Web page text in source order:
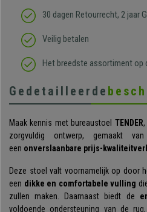
30 dagen Retourrecht, 2 jaar
Veilig betalen
Het breedste assortiment op
Gedetailleerde
Maak kennis met bureaustoel TENDER
zorgvuldig ontwerp, gemaakt
een onverslaanbare prijs-
Deze stoel valt voornamelijk op door
een dikke en comfortabele vulling
zullen maken. Daarnaast biedt de
voldoende ondersteuning van de